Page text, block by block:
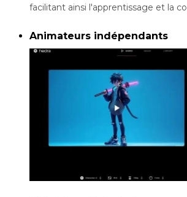
facilitant ainsi l'apprentissage et la
Animateurs indépendants